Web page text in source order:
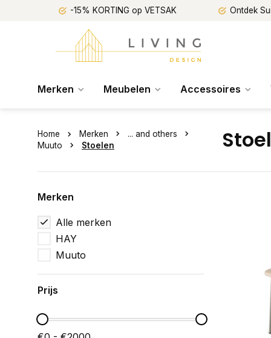
-15% KORTING op VETSAK Ontdek
Merken Meubelen Accessoires
Home Merken
... and others
Muuto
Stoelen
Merken
Alle merken
HAY
Muuto
Prijs